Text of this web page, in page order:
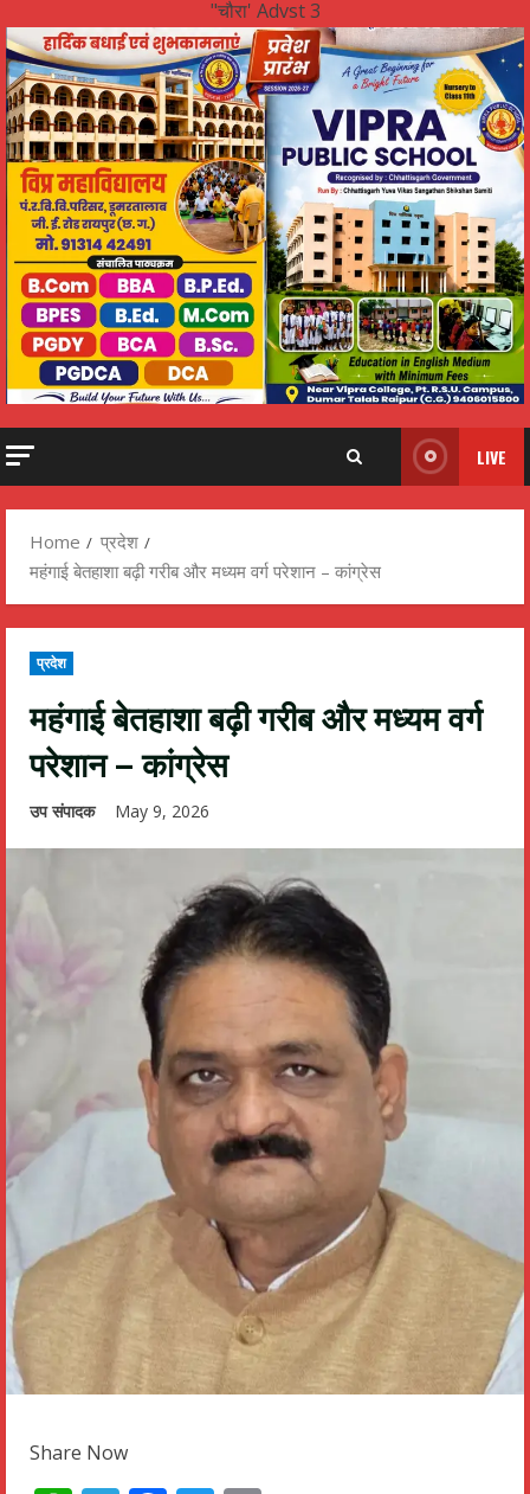
"चौरा' Advst 3
LIVE
Home
प्रदेश
महंगाई बेतहाशा बढ़ी गरीब और मध्यम वर्ग परेशान – कांग्रेस
प्रदेश
महंगाई बेतहाशा बढ़ी गरीब और मध्यम वर्ग
परेशान – कांग्रेस
उप संपादक May 9, 2026
Share Now